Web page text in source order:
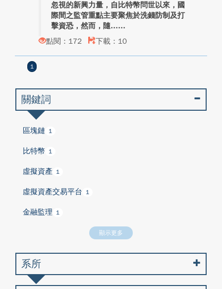
忽視的新興力量，自比特幣問世以來，國
際間之監管重點主要聚焦於洗錢防制及打
擊資恐，然而，隨...
點閱：172
下載：10
1
關鍵詞
區塊鏈 1
比特幣 1
虛擬資產 1
虛擬資產交易平台 1
金融監理 1
顯示更多
系所